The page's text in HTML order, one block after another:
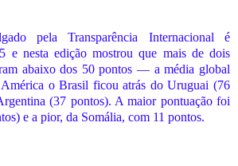
pela Transparência Internacional é
e nesta edição mostrou que mais de dois
abaixo dos 50 pontos — a média global
o Brasil ficou atrás do Uruguai (76
(37 pontos). A maior pontuação foi
e a pior, da Somália, com 11 pontos.